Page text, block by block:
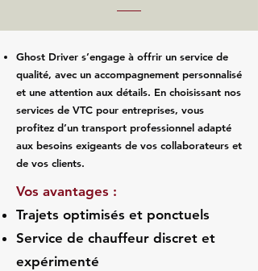
Ghost Driver s’engage à offrir un service de
qualité, avec un accompagnement personnalisé
et une attention aux détails. En choisissant nos
services de VTC pour entreprises, vous
profitez d’un transport professionnel adapté
aux besoins exigeants de vos collaborateurs et
de vos clients.
Vos avantages :
Trajets optimisés et ponctuels
Service de chauffeur discret et
expérimenté